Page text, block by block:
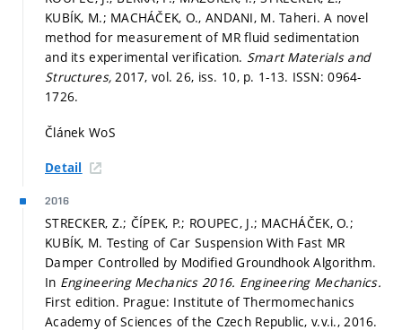
KUBÍK, M.; MACHÁČEK, O., ANDANI, M. Taheri. A novel
method for measurement of MR fluid sedimentation
and its experimental verification. Smart Materials and
Structures,2017, vol. 26, iss. 10, p. 1-13. ISSN: 0964-
1726.
Článek WoS
Detail
2016
STRECKER, Z.; ČÍPEK, P.; ROUPEC, J.; MACHÁČEK, O.;
KUBÍK, M. Testing of Car Suspension With Fast MR
Damper Controlled by Modified Groundhook Algorithm.
In Engineering Mechanics 2016. Engineering Mechanics.
First edition. Prague: Institute of Thermomechanics
Academy of Sciences of the Czech Republic, v.v.i., 2016.